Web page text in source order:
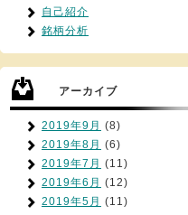
自己紹介
銘柄分析
アーカイブ
2019年9月 (8)
2019年8月 (6)
2019年7月 (11)
2019年6月 (12)
2019年5月 (11)